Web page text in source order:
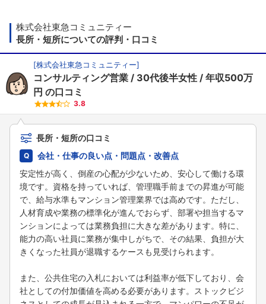
株式会社東急コミュニティー
長所・短所についての評判・口コミ
[株式会社東急コミュニティー]
コンサルティング営業 30代後半女性
年収500万
円 の口コミ
3.8
長所・短所の口コミ
会社・仕事の良い点・問題点・改善点
安定性が高く、倒産の心配が少ないため、安心して働ける環
境です。資格を持っていれば、管理職手前までの昇進が可能
で、給与水準もマンション管理業界では高めです。ただし、
人材育成や業務の標準化が進んでおらず、部署や担当するマ
ンションによっては業務負担に大きな差があります。特に、
能力の高い社員に業務が集中しがちで、その結果、負担が大
きくなった社員が退職するケースも見受けられます。
また、公共住宅の入札においては利益率が低下しており、会
社としての付加価値を高める必要があります。ストックビジ